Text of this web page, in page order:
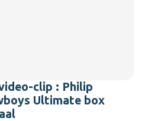
clip : Philip
Ultimate box